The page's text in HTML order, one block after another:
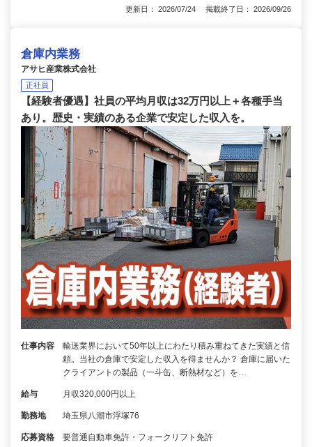
更新日： 2026/07/24 掲載終了日： 2026/09/26
倉庫内業務
アサヒ産業株式会社
正社員
【経験者優遇】社員の平均月収は32万円以上＋各種手当
あり。歴史・実績のある企業で安定した収入を。
仕事内容
輸送業界において50年以上にわたり積み重ねてきた実績と信
頼。当社の倉庫で安定した収入を得ませんか？ 倉庫に届いた
クライアントの製品（一斗缶、断熱材など）を…
給与 月収320,000円以上
勤務地 埼玉県八潮市浮塚76
応募資格 要普通自動車免許・フォークリフト免許